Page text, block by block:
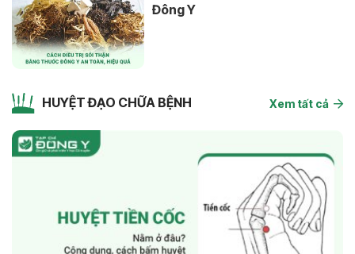
Đông Y
HUYỆT ĐẠO CHỮA BỆNH Xem tất cả